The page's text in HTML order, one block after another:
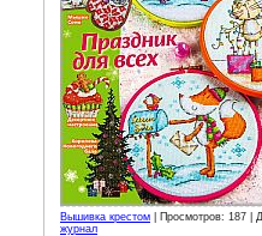
Вышивка крестом Просмотров: 187 |
журнал